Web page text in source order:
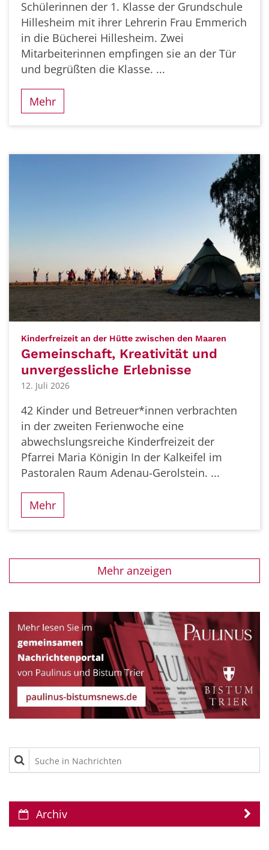
Schülerinnen der 1. Klasse der Grundschule
Hillesheim mit ihrer Lehrerin Frau Emmerich
in die Bücherei Hillesheim. Zwei
Mitarbeiterinnen empfingen sie an der Tür
und begrüßten die Klasse. ...
Mehr
Kinderfreizeit an der Hütte zwischen den Maaren
Gemeinschaft, Kreativität und
unvergessliche Erlebnisse
12. Juli 2026
42 Kinder und Betreuer*innen verbrachten
in der zweiten Ferienwoche eine
abwechslungsreiche Kinderfreizeit der
Pfarrei Maria Königin In der Kalkeifel im
Pastoralen Raum Adenau-Gerolstein. ...
Mehr
Mehr anzeigen
Suche in Nachrichten
Archiv